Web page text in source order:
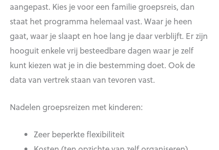
aangepast. Kies je voor een familie groepsreis, dan
staat het programma helemaal vast. Waar je heen
gaat, waar je slaapt en hoe lang je daar verblijft. Er zijn
hooguit enkele vrij besteedbare dagen waar je zelf
kunt kiezen wat je in die bestemming doet. Ook de
data van vertrek staan van tevoren vast.
Nadelen groepsreizen met kinderen:
Zeer beperkte flexibiliteit